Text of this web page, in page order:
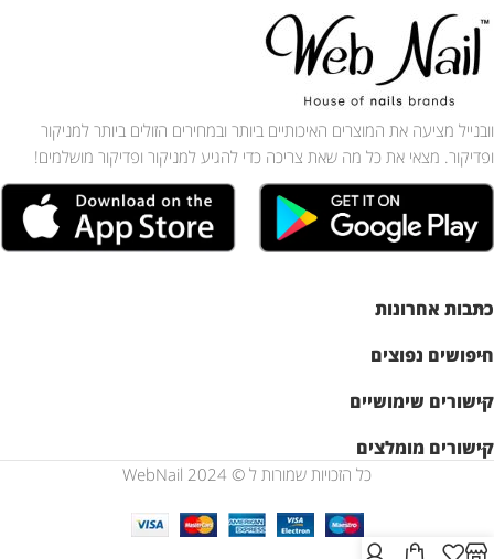
וובנייל מציעה את המוצרים האיכותיים ביותר ובמחירים הזולים ביותר למניקור
ופדיקור. מצאי את כל מה שאת צריכה כדי להגיע למניקור ופדיקור מושלמים!
כתבות אחרונות
חיפושים נפוצים
קישורים שימושיים
קישורים מומלצים
כל הזכויות שמורות ל © WebNail 2024